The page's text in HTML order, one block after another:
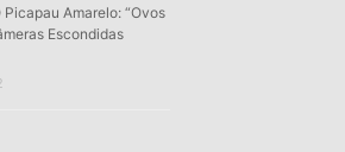
Picapau Amarelo: “Ovos
Escondidas